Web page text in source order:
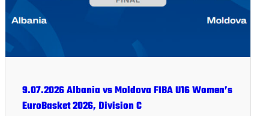
9.07.2026 Albania vs Moldova FIBA U16 Women’s
EuroBasket 2026, Division C